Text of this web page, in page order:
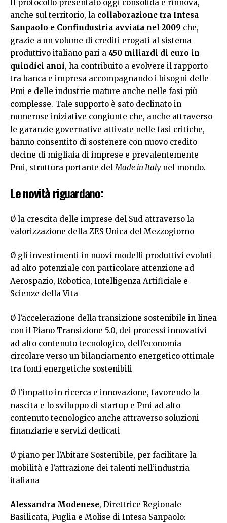
Il protocollo presentato oggi consolida e rinnova,
anche sul territorio, la collaborazione tra Intesa
Sanpaolo e Confindustria avviata nel 2009 che,
grazie a un volume di crediti erogati al sistema
produttivo italiano pari a 450 miliardi di euro in
quindici anni, ha contribuito a evolvere il rapporto
tra banca e impresa accompagnando i bisogni delle
Pmi e delle industrie mature anche nelle fasi più
complesse. Tale supporto è sato declinato in
numerose iniziative congiunte che, anche attraverso
le garanzie governative attivate nelle fasi critiche,
hanno consentito di sostenere con nuovo credito
decine di migliaia di imprese e prevalentemente
Pmi, struttura portante del Made in Italy nel mondo.
Le novitàriguardano:
Ø la crescita delle imprese del Sud attraverso la
valorizzazione della ZES Unica del Mezzogiorno
Ø gli investimenti in nuovi modelli produttivi evoluti
ad alto potenziale con particolare attenzione ad
Aerospazio, Robotica, Intelligenza Artificiale e
Scienze della Vita
Ø l’accelerazione della transizione sostenibile in linea
con il Piano Transizione 5.0, dei processi innovativi
ad alto contenuto tecnologico, dell’economia
circolare verso un bilanciamento energetico ottimale
tra fonti energetiche sostenibili
Ø l’impatto in ricerca e innovazione, favorendo la
nascita e lo sviluppo di startup e Pmi ad alto
contenuto tecnologico anche attraverso soluzioni
finanziarie e servizi dedicati
Ø piano per l’Abitare Sostenibile, per facilitare la
mobilità e l’attrazione dei talenti nell’industria
italiana
Alessandra Modenese, Direttrice Regionale
Basilicata, Puglia e Molise di Intesa Sanpaolo: